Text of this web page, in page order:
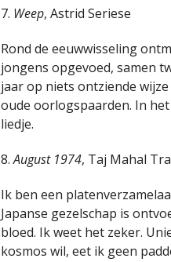
7. Weep, Astrid Seriese
Rond de eeuwwisseling
jongens opgevoed, samen
jaar op niets ontziende
oude oorlogspaarden. In
liedje.
8.August 1974, Taj Mahal
Ik ben een
Japanse gezelschap is
bloed. Ik weet het zeker.
kosmos wil, eet ik geen